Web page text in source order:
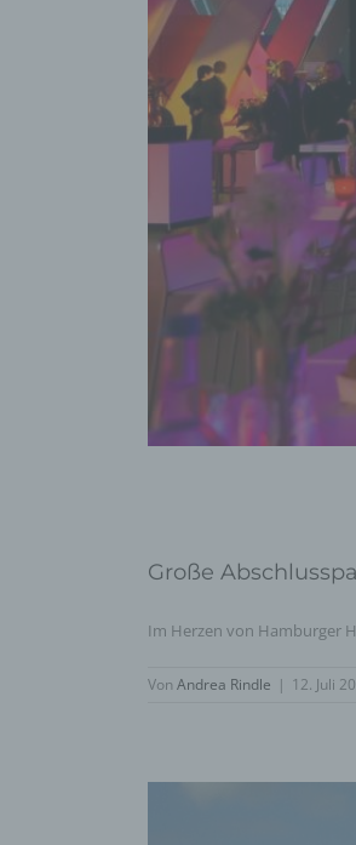
Große
Im Herzen von Hamburger
Von Andrea Rindle | 12. Juli